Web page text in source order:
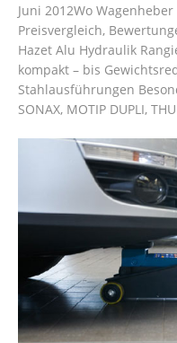
Juni 2012Wo
Preisvergleich,
Hazet Alu Hydraulik
kompakt – bis
Stahlausführungen
SONAX, MOTIP DUPLI,